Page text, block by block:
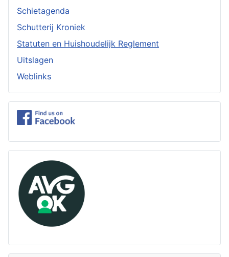
Schietagenda
Schutterij Kroniek
Statuten en Huishoudelijk Reglement
Uitslagen
Weblinks